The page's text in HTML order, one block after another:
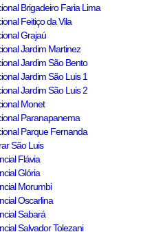
Brigadeiro Faria Lima
Feitiço da Vila
Grajaú
Jardim Martinez
Jardim São Bento
Jardim São Luis 1
Jardim São Luis 2
Monet
Paranapanema
Parque Fernanda
São Luis
Flávia
Glória
Morumbi
Oscarlina
Sabará
Salvador Tolezani